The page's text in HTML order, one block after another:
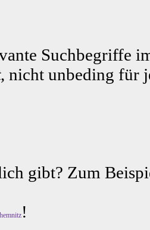
Suchbegriffe
, nicht unbeding für
gibt? Zum
!